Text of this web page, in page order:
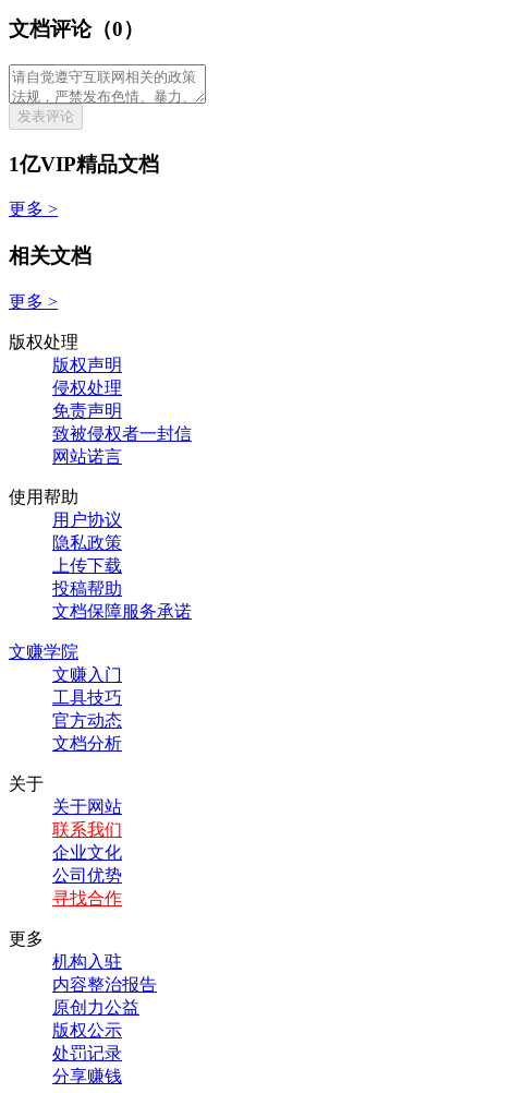
文档评论（0）
发表评论
1亿VIP精品文档
更多 >
相关文档
更多 >
版权处理
版权声明
侵权处理
免责声明
致被侵权者一封信
网站诺言
使用帮助
用户协议
隐私政策
上传下载
投稿帮助
文档保障服务承诺
文赚学院
文赚入门
工具技巧
官方动态
文档分析
关于
关于网站
联系我们
企业文化
公司优势
寻找合作
更多
机构入驻
内容整治报告
原创力公益
版权公示
处罚记录
分享赚钱